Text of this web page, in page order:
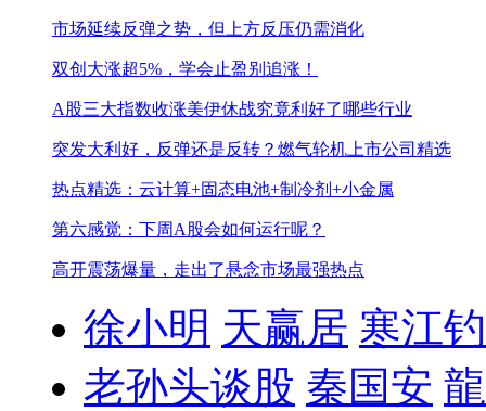
市场延续反弹之势，但上方反压仍需消化
双创大涨超5%，学会止盈别追涨！
A股三大指数收涨美伊休战究竟利好了哪些行业
突发大利好，反弹还是反转？ 燃气轮机上市公司精选
热点精选：云计算+固态电池+制冷剂+小金属
第六感觉：下周A股会如何运行呢？
高开震荡爆量，走出了悬念市场最强热点
徐小明 天赢居 寒江
老孙头谈股 秦国安